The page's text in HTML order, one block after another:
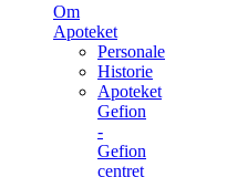
Om
Apoteket
Personale
Historie
Apoteket
Gefion
-
Gefion
centret